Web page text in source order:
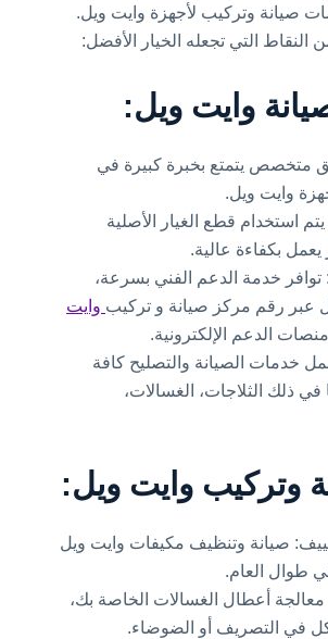
صيانة وتركيب لأجهزة وايت ويل.
النقاط التي تجعله الخيار الأفضل:
وايت ويل:
متخصص يتمتع بخبرة كبيرة في
وايت ويل.
استخدام قطع الغيار الأصلية
بكفاءة عالية.
توافر خدمة الدعم الفني بسرعة،
عبر رقم مركز صيانة و تركيب وايت
الدعم الإلكترونية.
خدمات الصيانة والتصليح كافة
في ذلك الثلاجات، الغسالات،
وتركيب وايت ويل:
صيانة وتنظيف مكيفات وايت ويل
طوال العام.
معالجة أعطال الغسالات الخاصة بك،
في التصريف أو الضوضاء.